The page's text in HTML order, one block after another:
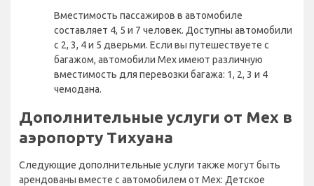
Вместимость пассажиров в автомобиле
составляет 4, 5 и 7 человек. Доступны автомобили
с 2, 3, 4 и 5 дверьми. Если вы путешествуете с
багажом, автомобили Mex имеют различную
вместимость для перевозки багажа: 1, 2, 3 и 4
чемодана.
Дополнительные услуги от Mex в
аэропорту Тихуана
Следующие дополнительные услуги также могут быть
арендованы вместе с автомобилем от Mex: Детское